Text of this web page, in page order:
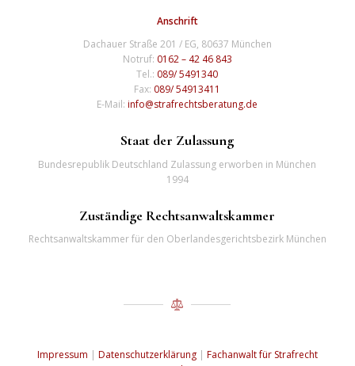
Anschrift
Dachauer Straße 201 / EG, 80637 München
Notruf: 0162 – 42 46 843
Tel.: 089/ 5491340
Fax: 089/ 54913411
E-Mail:info@strafrechtsberatung.de
Staat der Zulassung
Bundesrepublik Deutschland Zulassung erworben in München
1994
Zuständige Rechtsanwaltskammer
Rechtsanwaltskammer für den Oberlandesgerichtsbezirk München
Impressum | Datenschutzerklärung| Fachanwalt für Strafrecht